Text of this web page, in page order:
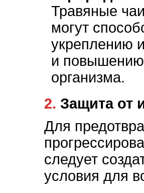
Травяные
могут
укреплению
и повышению
организма.
2. Защита
Для
следует
условия для